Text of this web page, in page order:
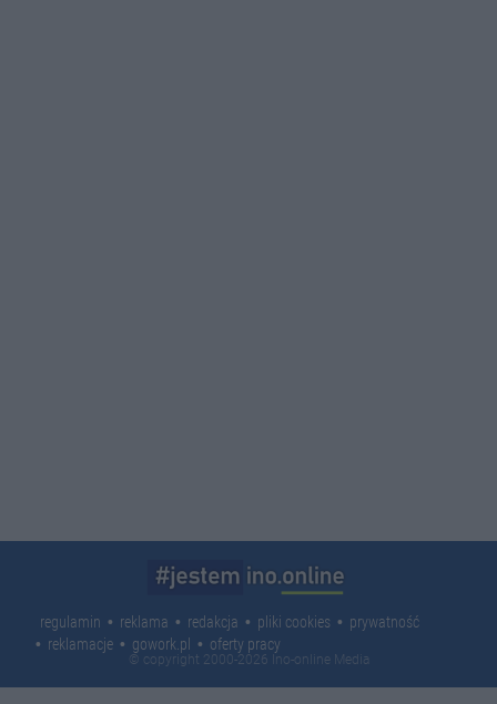
regulamin reklama redakcja pliki cookies
prywatność
reklamacje
gowork.pl oferty pracy
© copyright 2000-2026 Ino-online Media